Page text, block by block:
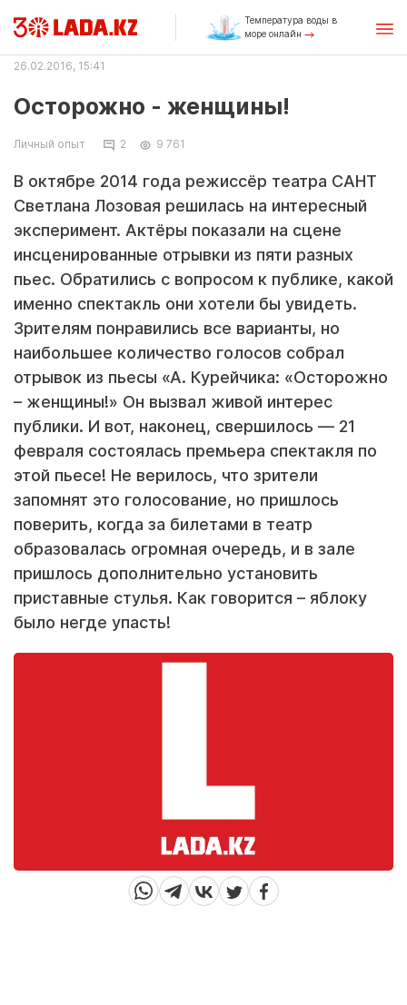
Температура воды в
море онлайн
26.02.2016, 15:41
Осторожно - женщины!
Личный опыт 2 9 761
В октябре 2014 года режиссёр театра САНТ
Светлана Лозовая решилась на интересный
эксперимент. Актёры показали на сцене
инсценированные отрывки из пяти разных
пьес. Обратились с вопросом к публике, какой
именно спектакль они хотели бы увидеть.
Зрителям понравились все варианты, но
наибольшее количество голосов собрал
отрывок из пьесы «А. Курейчика: «Осторожно
– женщины!» Он вызвал живой интерес
публики. И вот, наконец, свершилось — 21
февраля состоялась премьера спектакля по
этой пьесе! Не верилось, что зрители
запомнят это голосование, но пришлось
поверить, когда за билетами в театр
образовалась огромная очередь, и в зале
пришлось дополнительно установить
приставные стулья. Как говорится – яблоку
было негде упасть!